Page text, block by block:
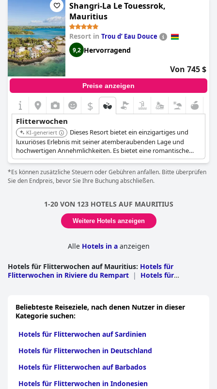
Shangri-La Le Touessrok,
Mauritius
Resort in Trou dʼ Eau Douce
9,2 Hervorragend
Von 745 $
Preise anzeigen
$
Flitterwochen
KI-generiert
Dieses Resort bietet ein einzigartiges und
luxuriöses Erlebnis mit seiner atemberaubenden Lage und
hochwertigen Annehmlichkeiten. Es bietet eine romantische
Umgebung mit außergewöhnlichem Service, perfekt um
bleibende Erinnerungen zu schaffen.
*Es können zusätzliche Steuern oder Gebühren anfallen. Bitte überprüfen
Sie den Endpreis, bevor Sie Ihre Buchung abschließen.
1-20 VON 123 HOTELS AUF MAURITIUS
Weitere Hotels anzeigen
Alle Hotels in aanzeigen
Hotels für Flitterwochen auf Mauritius: Hotels für
Flitterwochen in Riviere du Rempart |
Hotels für
Port | Hotels für Flitterwochen in Rodriguez | Hotels für
Flitterwochen in Savanne
Beliebteste Reiseziele, nach denen Nutzer in dieser
Kategorie suchen:
Hotels für Flitterwochen auf Sardinien
Hotels für Flitterwochen in Deutschland
Hotels für Flitterwochen auf Barbados
Hotels für Flitterwochen in Indonesien